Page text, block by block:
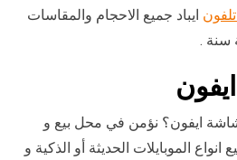
ايباد جميع الاحجام والمقاسات
سنة .
ايفون؟ نؤمن في محل بيع و
الموبايلات الحديثة أو الذكية و